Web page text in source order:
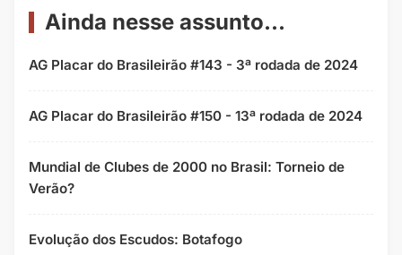
Ainda nesse assunto...
AG Placar do Brasileirão #143 - 3ª rodada de 2024
AG Placar do Brasileirão #150 - 13ª rodada de 2024
Mundial de Clubes de 2000 no Brasil: Torneio de
Verão?
Evolução dos Escudos: Botafogo